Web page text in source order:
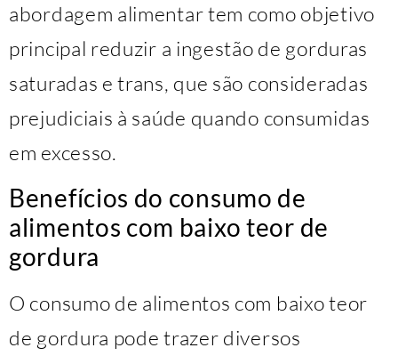
abordagem alimentar tem como objetivo
principal reduzir a ingestão de gorduras
saturadas e trans, que são consideradas
prejudiciais à saúde quando consumidas
em excesso.
Benefícios do consumo de
alimentos com baixo teor de
gordura
O consumo de alimentos com baixo teor
de gordura pode trazer diversos